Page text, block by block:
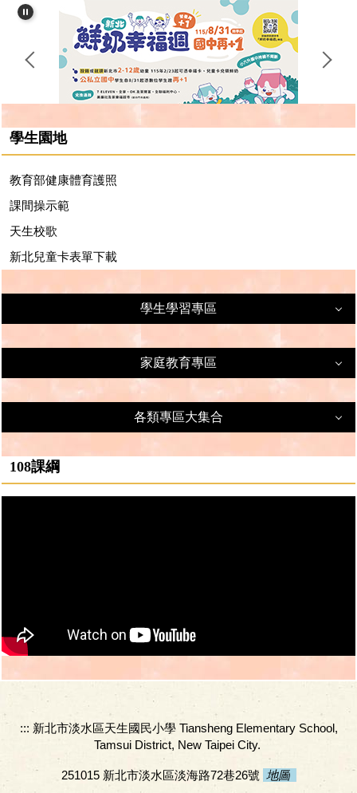
親師生平台
臺北市酷課雲
高雄市達學堂
i學習百寶箱
學生園地
教育部健康體育護照
課間操示範
天生校歌
新北兒童卡表單下載
學生學習專區
閱讀加油站
家庭教育專區
家庭教育專區
各類專區大集合
防災教育
交通安全
108課綱
::: 新北市淡水區天生國民小學 Tiansheng Elementary School,
Tamsui District, New Taipei City.
251015 新北市淡水區淡海路72巷26號 地圖